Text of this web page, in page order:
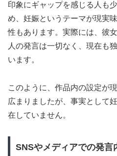
印象にギャップを感じる人も
め、妊娠というテーマが現実
性もあります。実際には、彼
人の発言は一切なく、現在も
います。
このように、作品内の設定が
広まりましたが、事実として
在していません。
SNSやメディアでの発言